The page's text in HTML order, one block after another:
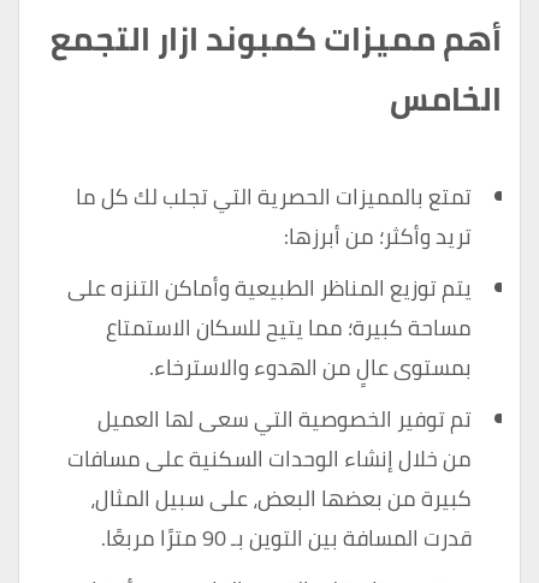
أهم مميزات كمبوند ازار التجمع
الخامس
تمتع بالمميزات الحصرية التي تجلب لك كل ما
تريد وأكثر؛ من أبرزها:
يتم توزيع المناظر الطبيعية وأماكن التنزه على
مساحة كبيرة؛ مما يتيح للسكان الاستمتاع
بمستوى عالٍ من الهدوء والاسترخاء.
تم توفير الخصوصية التي سعى لها العميل
من خلال إنشاء الوحدات السكنية على مسافات
كبيرة من بعضها البعض، على سبيل المثال،
قدرت المسافة بين التوين بـ 90 مترًا مربعًا.